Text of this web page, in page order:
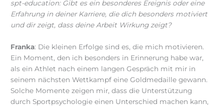
spt-education: Gibt es ein besonderes Ereignis oder eine
Erfahrung in deiner Karriere, die dich besonders motiviert
und dir zeigt, dass deine Arbeit Wirkung zeigt?
Franka: Die kleinen Erfolge sind es, die mich motivieren.
Ein Moment, den ich besonders in Erinnerung habe war,
als ein Athlet nach einem langen Gespräch mit mir in
seinem nächsten Wettkampf eine Goldmedaille gewann.
Solche Momente zeigen mir, dass die Unterstützung
durch Sportpsychologie einen Unterschied machen kann,